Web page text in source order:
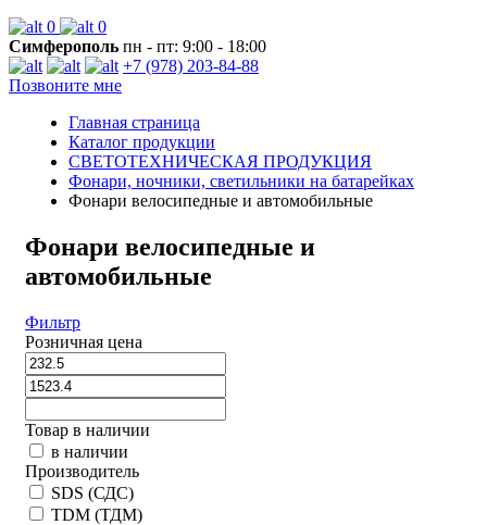
0
0
Симферополь пн - пт: 9:00 - 18:00
+7 (978) 203-84-88
Позвоните мне
Главная страница
Каталог продукции
СВЕТОТЕХНИЧЕСКАЯ ПРОДУКЦИЯ
Фонари, ночники, светильники на батарейках
Фонари велосипедные и автомобильные
Фонари велосипедные и
автомобильные
Фильтр
Розничная цена
Товар в наличии
в наличии
Производитель
SDS (СДС)
TDM (ТДМ)